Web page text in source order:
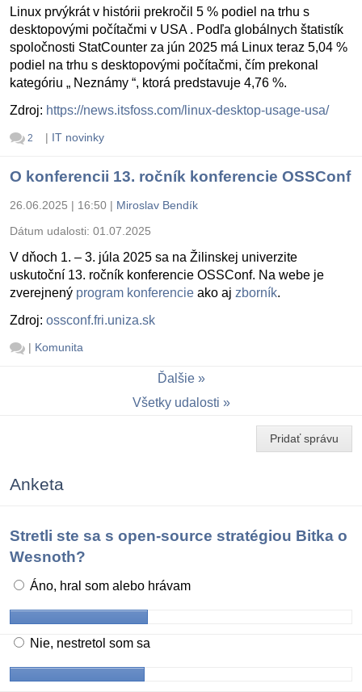
Linux prvýkrát v histórii prekročil 5 % podiel na trhu s
desktopovými počítačmi v USA . Podľa globálnych štatistík
spoločnosti StatCounter za jún 2025 má Linux teraz 5,04 %
podiel na trhu s desktopovými počítačmi, čím prekonal
kategóriu „ Neznámy “, ktorá predstavuje 4,76 %.
Zdroj: https://news.itsfoss.com/linux-desktop-usage-usa/
2 | IT novinky
O konferencii 13. ročník konferencie OSSConf
26.06.2025 | 16:50 | Miroslav Bendík
Dátum udalosti: 01.07.2025
V dňoch 1. – 3. júla 2025 sa na Žilinskej univerzite
uskutoční 13. ročník konferencie OSSConf. Na webe je
zverejnený program konferencie ako aj zborník.
Zdroj: ossconf.fri.uniza.sk
| Komunita
Ďalšie
Všetky udalosti
Pridať správu
Anketa
Stretli ste sa s open-source stratégiou Bitka o
Wesnoth?
Áno, hral som alebo hrávam
Nie, nestretol som sa